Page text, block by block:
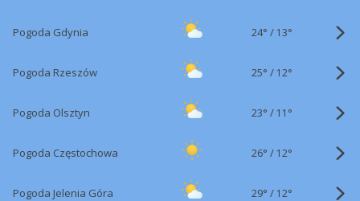
Pogoda Gdynia 24° / 13°
Pogoda Rzeszów 25° / 12°
Pogoda Olsztyn 23° / 11°
Pogoda Częstochowa 26° / 12°
Pogoda Jelenia Góra 29° / 12°